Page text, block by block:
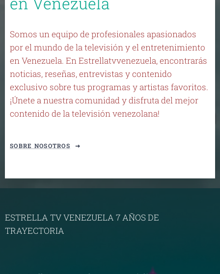
Somos un equipo de profesionales apasionados
por el mundo de la televisión y el entretenimiento
en Venezuela. En Estrellatvvenezuela, encontrarás
noticias, reseñas, entrevistas y contenido
exclusivo sobre tus programas y artistas favoritos.
¡Únete a nuestra comunidad y disfruta del mejor
contenido de la televisión venezolana!
SOBRE NOSOTROS
ESTRELLA TV VENEZUELA 7 AÑOS DE
TRAYECTORIA